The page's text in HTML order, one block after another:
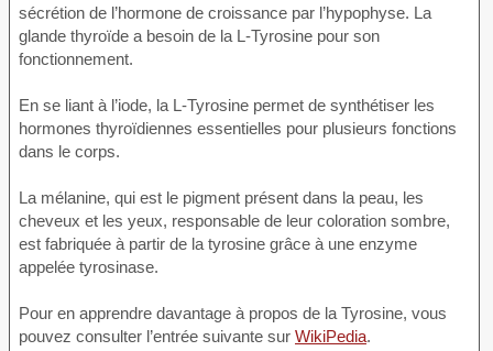
sécrétion de l’hormone de croissance par l’hypophyse. La
glande thyroïde a besoin de la L-Tyrosine pour son
fonctionnement.
En se liant à l’iode, la L-Tyrosine permet de synthétiser les
hormones thyroïdiennes essentielles pour plusieurs fonctions
dans le corps.
La mélanine, qui est le pigment présent dans la peau, les
cheveux et les yeux, responsable de leur coloration sombre,
est fabriquée à partir de la tyrosine grâce à une enzyme
appelée tyrosinase.
Pour en apprendre davantage à propos de la Tyrosine, vous
pouvez consulter l’entrée suivante sur WikiPedia.